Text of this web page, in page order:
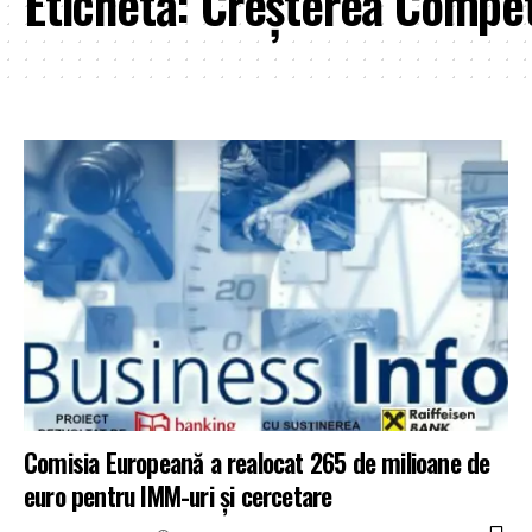
Comisia Europeană a realocat 265 de milioane de
euro pentru IMM-uri și cercetare